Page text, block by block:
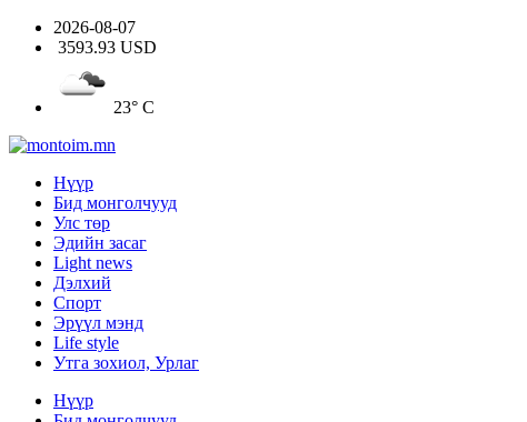
2026-08-07
3593.93 USD
23° C
Нүүр
Бид монголчууд
Улс төр
Эдийн засаг
Light news
Дэлхий
Спорт
Эрүүл мэнд
Life style
Утга зохиол, Урлаг
Нүүр